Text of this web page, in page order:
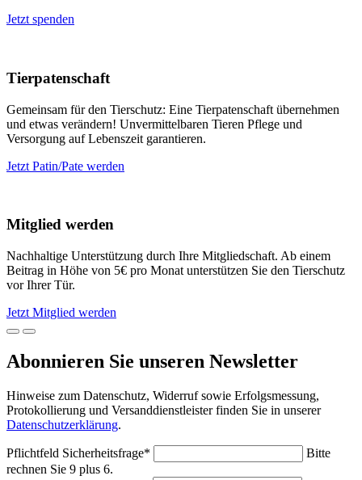
Jetzt spenden
Tierpatenschaft
Gemeinsam für den Tierschutz: Eine Tierpatenschaft übernehmen
und etwas verändern! Unvermittelbaren Tieren Pflege und
Versorgung auf Lebenszeit garantieren.
Jetzt Patin/Pate werden
Mitglied werden
Nachhaltige Unterstützung durch Ihre Mitgliedschaft. Ab einem
Beitrag in Höhe von 5€ pro Monat unterstützen Sie den Tierschutz
vor Ihrer Tür.
Jetzt Mitglied werden
Abonnieren Sie unseren Newsletter
Hinweise zum Datenschutz, Widerruf sowie Erfolgsmessung,
Protokollierung und Versanddienstleister finden Sie in unserer
Datenschutzerklärung.
Pflichtfeld Sicherheitsfrage*
Bitte
rechnen Sie 9 plus 6.